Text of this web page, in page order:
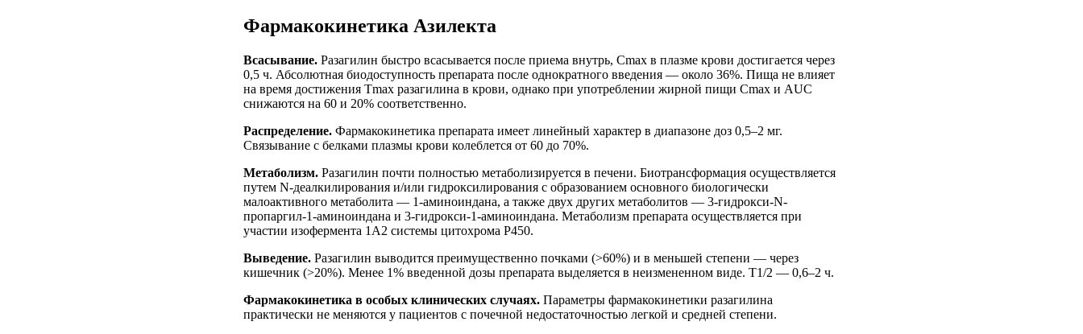
Фармакокинетика Азилекта
Всасывание. Разагилин быстро всасывается после приема внутрь, Cmax в плазме крови достигается через
0,5 ч. Абсолютная биодоступность препарата после однократного введения — около 36%. Пища не влияет
на время достижения Tmax разагилина в крови, однако при употреблении жирной пищи Cmax и AUC
снижаются на 60 и 20% соответственно.
Распределение. Фармакокинетика препарата имеет линейный характер в диапазоне доз 0,5–2 мг.
Связывание с белками плазмы крови колеблется от 60 до 70%.
Метаболизм. Разагилин почти полностью метаболизируется в печени. Биотрансформация осуществляется
путем N-деалкилирования и/или гидроксилирования с образованием основного биологически
малоактивного метаболита — 1-аминоиндана, а также двух других метаболитов — 3-гидрокси-N-
пропаргил-1-аминоиндана и 3-гидрокси-1-аминоиндана. Метаболизм препарата осуществляется при
участии изофермента 1A2 системы цитохрома Р450.
Выведение. Разагилин выводится преимущественно почками (>60%) и в меньшей степени — через
кишечник (>20%). Менее 1% введенной дозы препарата выделяется в неизмененном виде. T1/2 — 0,6–2 ч.
Фармакокинетика в особых клинических случаях. Параметры фармакокинетики разагилина
практически не меняются у пациентов с почечной недостаточностью легкой и средней степени.